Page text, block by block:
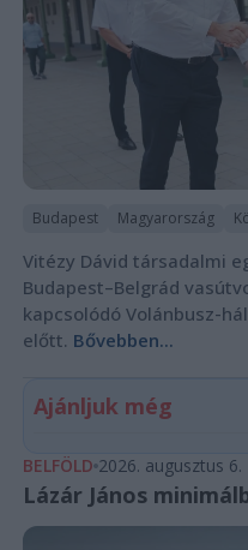
Budapest Magyarország
Vitézy Dávid társadalmi
Budapest–Belgrád
kapcsolódó Volánbusz-
előtt. Bővebben...
Ajánljuk még
BELFÖLD 2026. augusztus 6.
Lázár János